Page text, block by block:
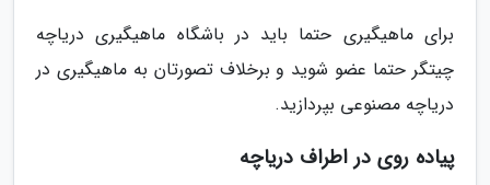
برای ماهیگیری حتما باید در باشگاه ماهیگیری دریاچه
چیتگر حتما عضو شوید و برخلاف تصورتان به ماهیگیری در
دریاچه مصنوعی بپردازید.
پیاده روی در اطراف دریاچه